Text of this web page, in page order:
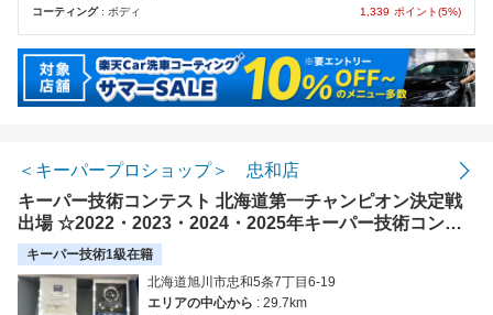
コーティング: ボディ 1,339 ポイント(5%)
＜キーパープロショップ＞ 忠和店
キーパー技術コンテスト 北海道第一チャンピオン決定戦
出場 ☆2022・2023・2024・2025年キーパー技術コンテ
スト 出場 ☆2024年・2025年出光リテール販売キーパー全
国大会出場 歴を持つスタッフ在籍！
キーパー技術1級在籍
北海道旭川市忠和5条7丁目6-19
エリアの中心から : 29.7km